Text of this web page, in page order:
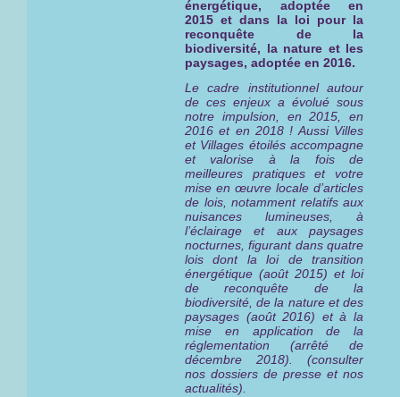
énergétique, adoptée en
2015 et dans la loi pour la
reconquête de la
biodiversité, la nature et les
paysages, adoptée en 2016.
Le cadre institutionnel autour
de ces enjeux a évolué sous
notre impulsion, en 2015, en
2016 et en 2018 ! Aussi Villes
et Villages étoilés accompagne
et valorise à la fois de
meilleures pratiques et votre
mise en œuvre locale d’articles
de lois, notamment relatifs aux
nuisances lumineuses, à
l’éclairage et aux paysages
nocturnes, figurant dans quatre
lois dont la loi de transition
énergétique (août 2015) et loi
de reconquête de la
biodiversité, de la nature et des
paysages (août 2016) et à la
mise en application de la
réglementation (arrêté de
décembre 2018). (consulter
nos dossiers de presse et nos
actualités).